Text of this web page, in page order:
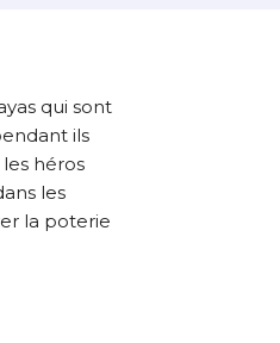
qui sont
ils
héros
les
la poterie